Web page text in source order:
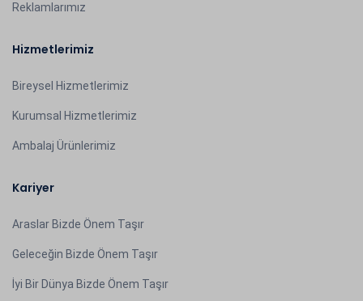
Reklamlarımız
Hizmetlerimiz
Bireysel Hizmetlerimiz
Kurumsal Hizmetlerimiz
Ambalaj Ürünlerimiz
Kariyer
Araslar Bizde Önem Taşır
Geleceğin Bizde Önem Taşır
İyi Bir Dünya Bizde Önem Taşır